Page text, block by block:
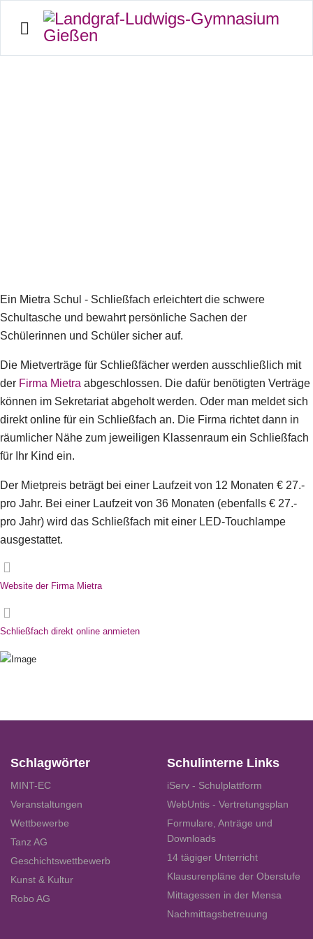
Ein Mietra Schul - Schließfach erleichtert die schwere
Schultasche und bewahrt persönliche Sachen der
Schülerinnen und Schüler sicher auf.
Die Mietverträge für Schließfächer werden ausschließlich mit
der Firma Mietra abgeschlossen. Die dafür benötigten Verträge
können im Sekretariat abgeholt werden. Oder man meldet sich
direkt online für ein Schließfach an. Die Firma richtet dann in
räumlicher Nähe zum jeweiligen Klassenraum ein Schließfach
für Ihr Kind ein.
Der Mietpreis beträgt bei einer Laufzeit von 12 Monaten € 27.-
pro Jahr. Bei einer Laufzeit von 36 Monaten (ebenfalls € 27.-
pro Jahr) wird das Schließfach mit einer LED-Touchlampe
ausgestattet.
Website der Firma Mietra
Schließfach direkt online anmieten
Schlagwörter
MINT-EC
Veranstaltungen
Wettbewerbe
Tanz AG
Geschichtswettbewerb
Kunst & Kultur
Robo AG
Schulinterne Links
iServ - Schulplattform
WebUntis - Vertretungsplan
Formulare, Anträge und
Downloads
14 tägiger Unterricht
Klausurenpläne der Oberstufe
Mittagessen in der Mensa
Nachmittagsbetreuung